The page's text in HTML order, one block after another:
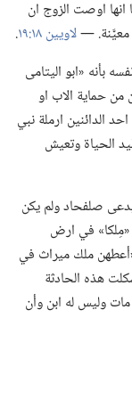
انها اوصت الزوج ان
معيَّنة.‏ —‏لاويين ١٨:‏١٩
‏.‏
بأنه «ابو اليتامى
من حماية الاب او
الدائنين ارملة نبي
الحياة وتعيش
صلفحاد ولم يكن
في ارض
ملك ميراث في
هذه الحادثة
وليس له ابن وأن